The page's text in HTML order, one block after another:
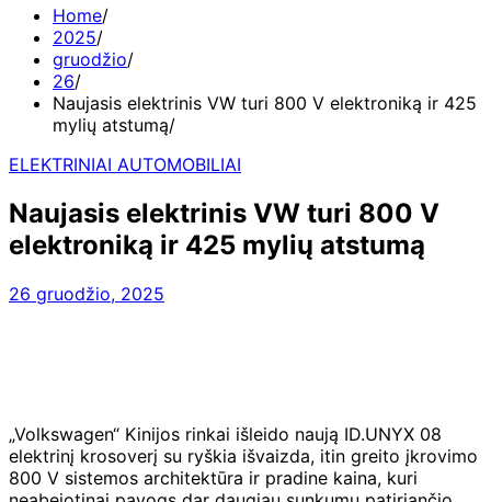
Home
2025
gruodžio
26
Naujasis elektrinis VW turi 800 V elektroniką ir 425
mylių atstumą
ELEKTRINIAI AUTOMOBILIAI
Naujasis elektrinis VW turi 800 V
elektroniką ir 425 mylių atstumą
26 gruodžio, 2025
„Volkswagen“ Kinijos rinkai išleido naują ID.UNYX 08
elektrinį krosoverį su ryškia išvaizda, itin greito įkrovimo
800 V sistemos architektūra ir pradine kaina, kuri